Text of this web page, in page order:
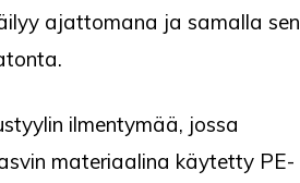
ajattomana ja samalla sen
ilmentymää, jossa
materiaalina käytetty PE-